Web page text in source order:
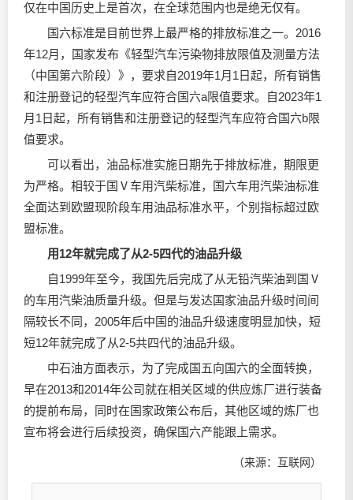
仅在中国历史上是首次，在全球范围内也是绝无仅有。
国六标准是目前世界上最严格的排放标准之一。2016
年12月，国家发布《轻型汽车污染物排放限值及测量方法
（中国第六阶段）》，要求自2019年1月1日起，所有销售
和注册登记的轻型汽车应符合国六a限值要求。自2023年1
月1日起，所有销售和注册登记的轻型汽车应符合国六b限
值要求。
可以看出，油品标准实施日期先于排放标准，期限更
为严格。相较于国Ⅴ车用汽柴标准，国六车用汽柴油标准
全面达到欧盟现阶段车用油品标准水平，个别指标超过欧
盟标准。
用12年就完成了从2-5四代的油品升级
自1999年至今，我国先后完成了从无铅汽柴油到国Ⅴ
的车用汽柴油质量升级。但是与发达国家油品升级时间间
隔较长不同，2005年后中国的油品升级速度明显加快，短
短12年就完成了从2-5共四代的油品升级。
中石油方面表示，为了完成国五向国六的全面转换，
早在2013和2014年公司就在相关区域的供应炼厂进行装备
的提前布局，同时在国家政策公布后，其他区域的炼厂也
宣布将会进行后续投资，确保国六产能跟上需求。
（来源：互联网）